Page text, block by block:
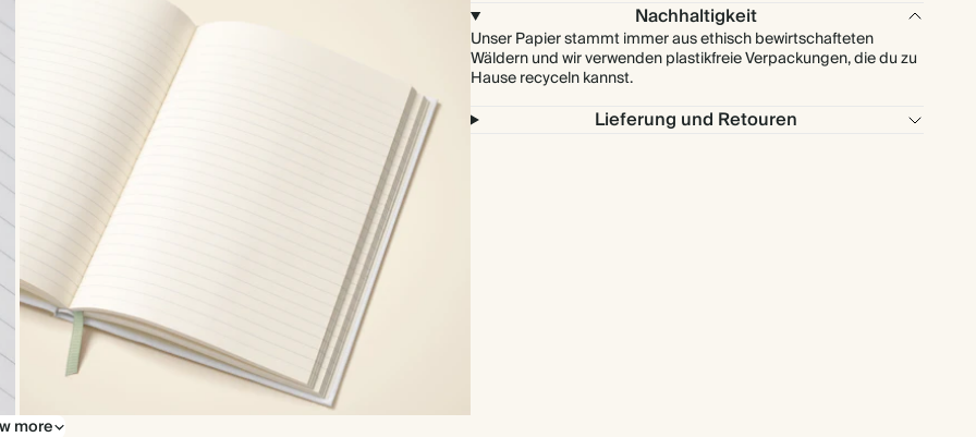
more
Nachhaltigkeit
Unser Papier stammt immer aus ethisch bewirtschafteten
Wäldern und wir verwenden plastikfreie Verpackungen, die du zu
Hause recyceln kannst.
Lieferung und Retouren